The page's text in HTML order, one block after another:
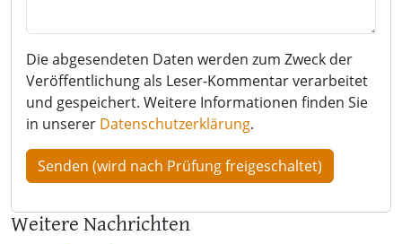
Die abgesendeten Daten werden zum Zweck der
Veröffentlichung als Leser-Kommentar verarbeitet
und gespeichert. Weitere Informationen finden Sie
in unserer Datenschutzerklärung.
Weitere Nachrichten